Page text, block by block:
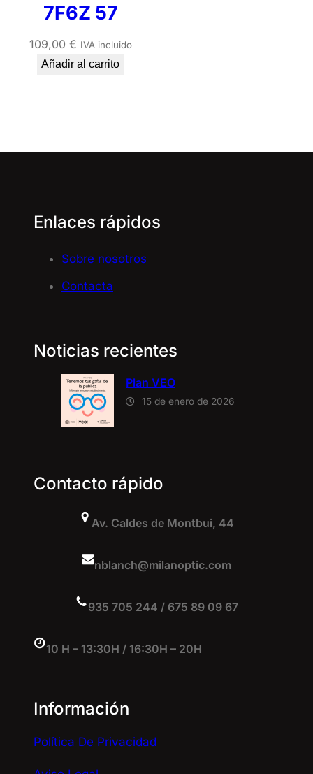
7F6Z 57
109,00 € IVA incluido
Añadir al carrito
Enlaces rápidos
Sobre nosotros
Contacta
Noticias recientes
Plan VEO
15 de enero de 2026
Contacto rápido
Av. Caldes de Montbui, 44
nblanch@milanoptic.com
935 705 244 / 675 89 09 67
10 H – 13:30H / 16:30H – 20H
Información
Política De Privacidad